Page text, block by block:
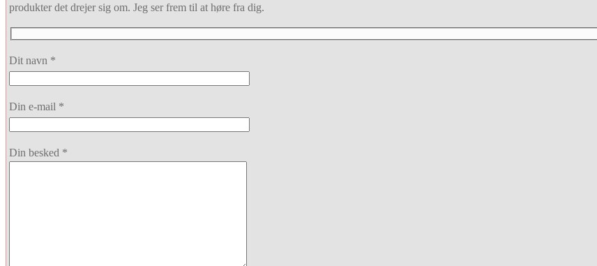
produkter det drejer sig om. Jeg ser frem til at høre fra dig.
Dit navn *
Din e-mail *
Din besked *